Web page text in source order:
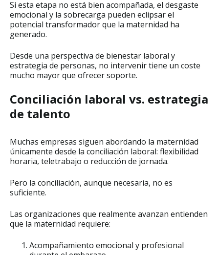
Si esta etapa no está bien acompañada, el desgaste
emocional y la sobrecarga pueden eclipsar el
potencial transformador que la maternidad ha
generado.
Desde una perspectiva de bienestar laboral y
estrategia de personas, no intervenir tiene un coste
mucho mayor que ofrecer soporte.
Conciliación laboral vs. estrategia
de talento
Muchas empresas siguen abordando la maternidad
únicamente desde la conciliación laboral: flexibilidad
horaria, teletrabajo o reducción de jornada.
Pero la conciliación, aunque necesaria, no es
suficiente.
Las organizaciones que realmente avanzan entienden
que la maternidad requiere:
Acompañamiento emocional y profesional